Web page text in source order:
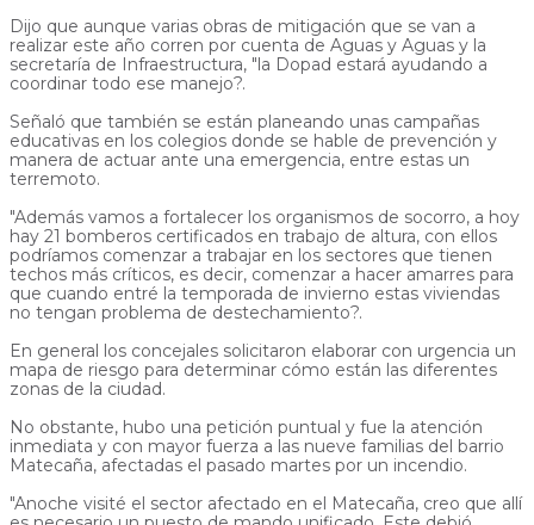
Dijo que aunque varias obras de mitigación que se van a
realizar este año corren por cuenta de Aguas y Aguas y la
secretaría de Infraestructura, "la Dopad estará ayudando a
coordinar todo ese manejo?.
Señaló que también se están planeando unas campañas
educativas en los colegios donde se hable de prevención y
manera de actuar ante una emergencia, entre estas un
terremoto.
"Además vamos a fortalecer los organismos de socorro, a hoy
hay 21 bomberos certificados en trabajo de altura, con ellos
podríamos comenzar a trabajar en los sectores que tienen
techos más críticos, es decir, comenzar a hacer amarres para
que cuando entré la temporada de invierno estas viviendas
no tengan problema de destechamiento?.
En general los concejales solicitaron elaborar con urgencia un
mapa de riesgo para determinar cómo están las diferentes
zonas de la ciudad.
No obstante, hubo una petición puntual y fue la atención
inmediata y con mayor fuerza a las nueve familias del barrio
Matecaña, afectadas el pasado martes por un incendio.
"Anoche visité el sector afectado en el Matecaña, creo que allí